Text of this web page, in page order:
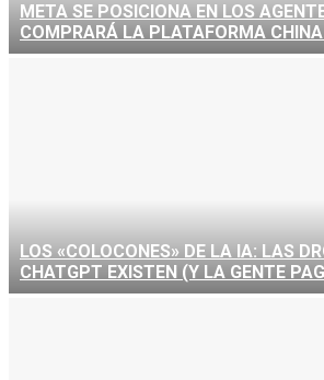
META SE POSICIONA EN LOS
COMPRARÁ LA PLATAFORMA
LOS «COLOCONES» DE LA IA: LAS
CHATGPT EXISTEN (Y LA GENTE